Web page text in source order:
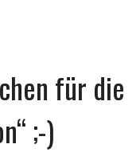
für die
;-)